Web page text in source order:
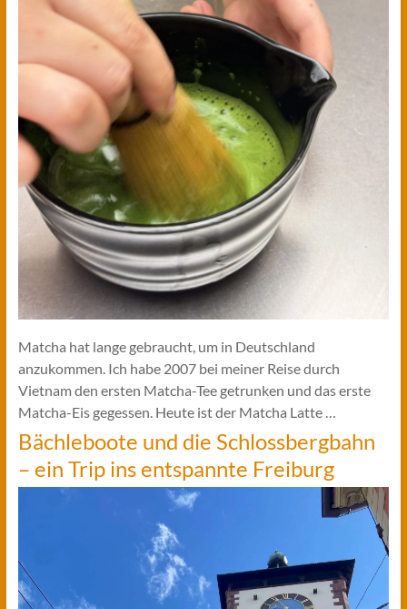
Matcha hat lange gebraucht, um in Deutschland
anzukommen. Ich habe 2007 bei meiner Reise durch
Vietnam den ersten Matcha-Tee getrunken und das erste
Matcha-Eis gegessen. Heute ist der Matcha Latte …
Bächleboote und die Schlossbergbahn
– ein Trip ins entspannte Freiburg